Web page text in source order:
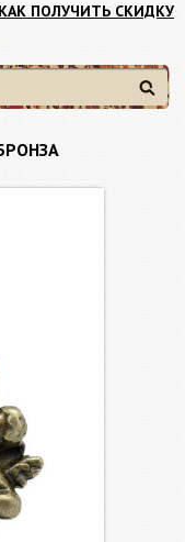
КАК ПОЛУЧИТЬ СКИДКУ
Найти